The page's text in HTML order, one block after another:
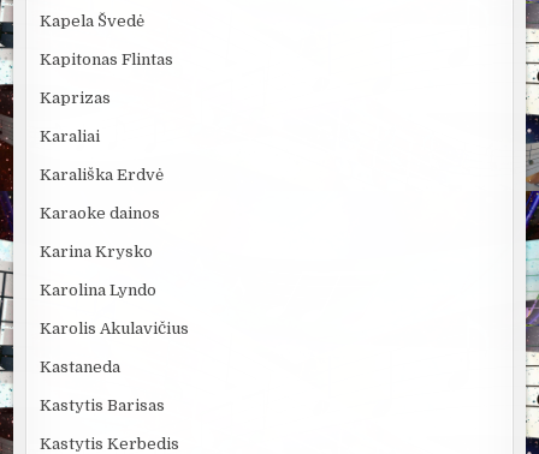
Kapela Švedė
Kapitonas Flintas
Kaprizas
Karaliai
Karališka Erdvė
Karaoke dainos
Karina Krysko
Karolina Lyndo
Karolis Akulavičius
Kastaneda
Kastytis Barisas
Kastytis Kerbedis